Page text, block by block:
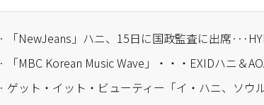
· 「NewJeans」ハニ、15日に国政監査に出席
· ゲット・イット・ビューティー「イ・ハニ、ソウ